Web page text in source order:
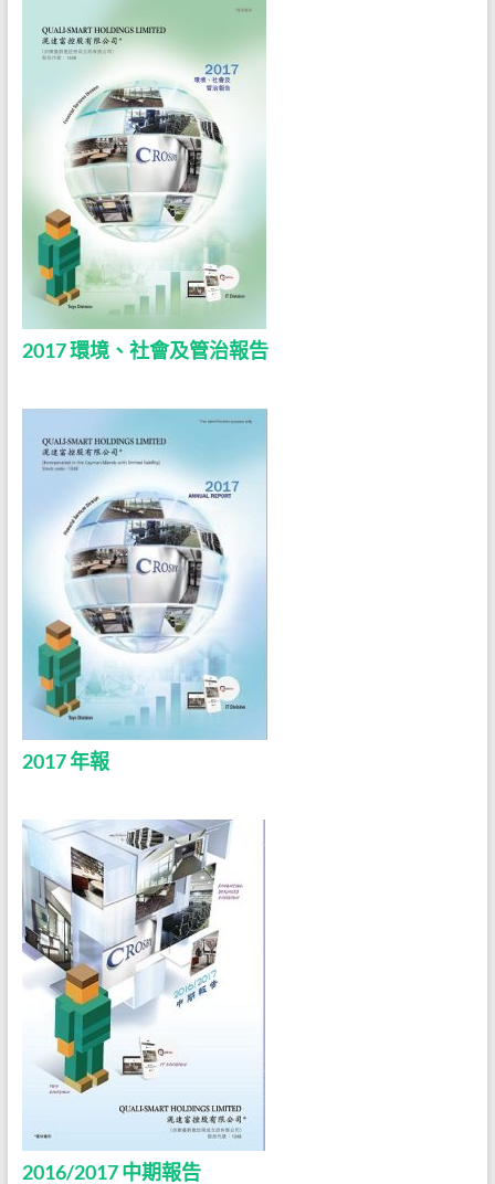
2017 環境、社會及管治報告
2017 年報
2016/2017 中期報告